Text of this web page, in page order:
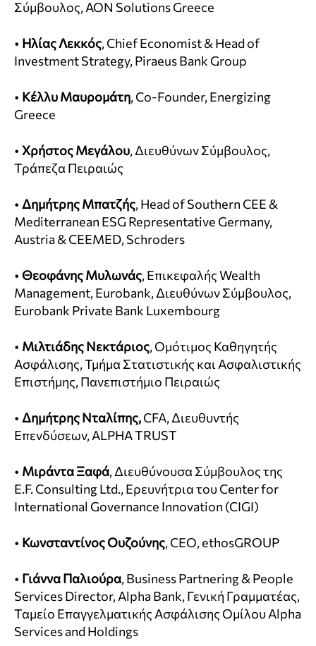
Σύμβουλος, ΑΟΝ Solutions Greece
• Ηλίας Λεκκός, Chief Economist & Head of
Investment Strategy, Piraeus Bank Group
• Κέλλυ Μαυρομάτη, Co-Founder, Energizing
Greece
• Χρήστος Μεγάλου, Διευθύνων Σύμβουλος,
Τράπεζα Πειραιώς
• Δημήτρης Μπατζής, Head of Southern CEE &
Mediterranean ESG Representative Germany,
Austria & CEEMED, Schroders
• Θεοφάνης Μυλωνάς, Επικεφαλής Wealth
Management, Eurobank, Διευθύνων Σύμβουλος,
Eurobank Private Bank Luxembourg
• Μιλτιάδης Νεκτάριος, Ομότιμος Καθηγητής
Ασφάλισης, Τμήμα Στατιστικής και Ασφαλιστικής
Επιστήμης, Πανεπιστήμιο Πειραιώς
• Δημήτρης Νταλίπης,CFA, Διευθυντής
Επενδύσεων, ALPHA TRUST
• Μιράντα Ξαφά, Διευθύνουσα Σύμβουλος της
E.F. Consulting Ltd., Ερευνήτρια του Center for
International Governance Innovation (CIGI)
• Κωνσταντίνος Ουζούνης, CEO, ethosGROUP
• Γιάννα Παλιούρα, Business Partnering & People
Services Director, Alpha Bank, Γενική Γραμματέας,
Ταμείο Επαγγελματικής Ασφάλισης Ομίλου Alpha
Services and Holdings